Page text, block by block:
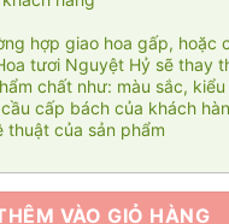
hợp giao hoa gấp, hoặc
tươi Nguyệt Hỷ sẽ thay
chất như: màu sắc,
cấp bách của khách
thuật của sản phẩm
VÀO GIỎ HÀNG